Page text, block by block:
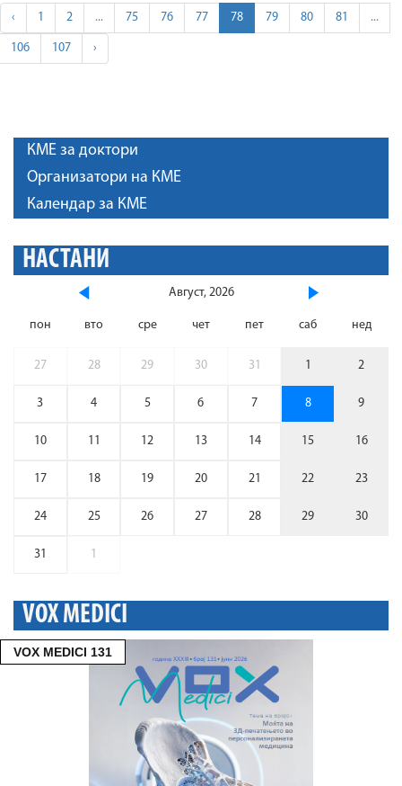
‹ 1 2 ... 75 76 77 78 79 80 81 ...
106 107 ›
КМЕ за доктори
Организатори на КМЕ
Календар за КМЕ
НАСТАНИ
Август, 2026
пон вто сре чет пет саб нед
27 28 29 30 31 1 2
3 4 5 6 7 8 9
10 11 12 13 14 15 16
17 18 19 20 21 22 23
24 25 26 27 28 29 30
31 1
VOX MEDICI
VOX MEDICI 131